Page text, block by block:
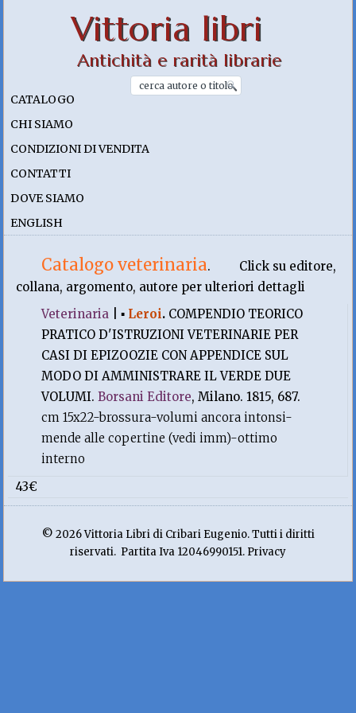
Vittoria libri
Antichità e rarità librarie
CATALOGO
CHI SIAMO
CONDIZIONI DI VENDITA
CONTATTI
DOVE SIAMO
ENGLISH
Catalogo veterinaria.
Click su editore,
collana, argomento, autore per ulteriori dettagli
Veterinaria |▪ Leroi. COMPENDIO TEORICO
PRATICO D'ISTRUZIONI VETERINARIE PER
CASI DI EPIZOOZIE CON APPENDICE SUL
MODO DI AMMINISTRARE IL VERDE DUE
VOLUMI.Borsani Editore, Milano. 1815, 687.
cm 15x22-brossura-volumi ancora intonsi-
mende alle copertine (vedi imm)-ottimo
interno
43€
© 2026 Vittoria Libri di Cribari Eugenio. Tutti i diritti
riservati. Partita Iva 12046990151. Privacy